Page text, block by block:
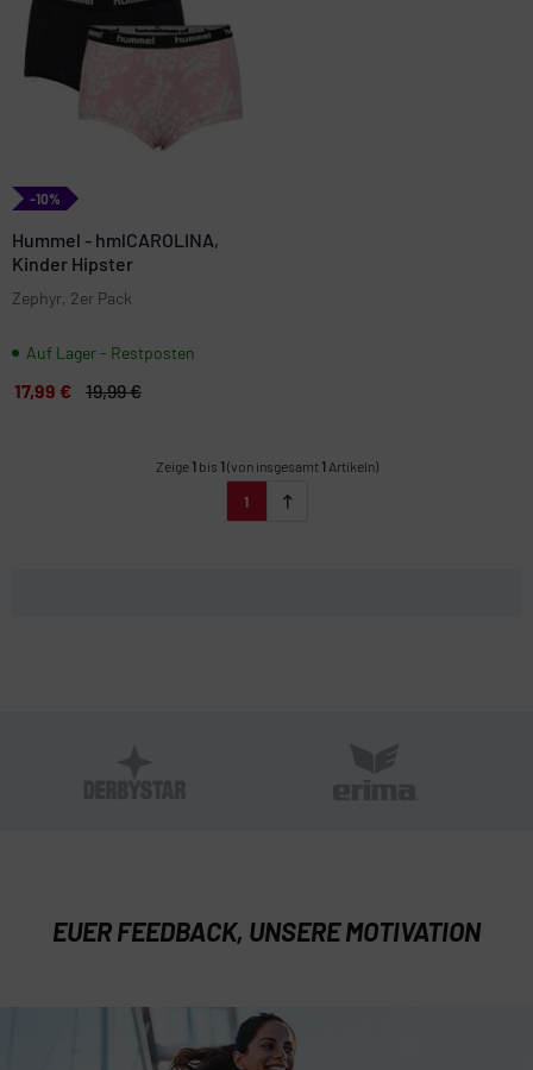
-10%
Hummel - hmlCAROLINA,
Kinder Hipster
Zephyr, 2er Pack
Auf Lager - Restposten
17,99 € 19,99 €
Zeige1bis 1(von insgesamt1Artikeln)
1
EUER FEEDBACK, UNSERE MOTIVATION